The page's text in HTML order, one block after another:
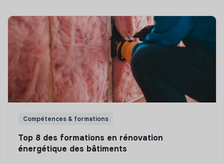
Compétences & formations
Top 8 des formations en rénovation
énergétique des bâtiments